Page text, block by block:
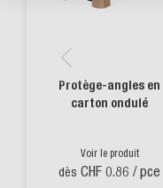
Protège-angles en
carton ondulé
Voir le produit
dès CHF 0.86 / pce